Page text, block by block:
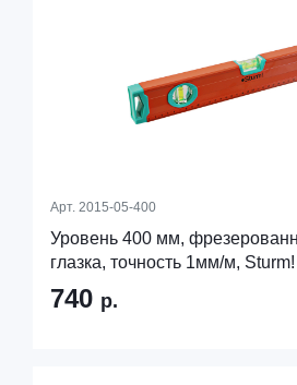
Арт. 2015-05-400
Уровень 400 мм,
глазка, точность 1мм/м, Sturm!
740 р.